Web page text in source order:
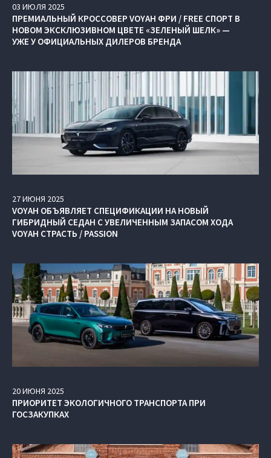
03 ИЮЛЯ 2025
ПРЕМИАЛЬНЫЙ КРОССОВЕР VOYAH ФРИ / FREE СПОРТ В
НОВОМ ЭКСКЛЮЗИВНОМ ЦВЕТЕ «ЗЕЛЕНЫЙ ШЕЛК» —
УЖЕ У ОФИЦИАЛЬНЫХ ДИЛЕРОВ БРЕНДА
27ИЮНЯ 2025
VOYAH ОБЪЯВЛЯЕТ СПЕЦИФИКАЦИИ НА НОВЫЙ
ГИБРИДНЫЙ СЕДАН С УВЕЛИЧЕННЫМ ЗАПАСОМ ХОДА
VOYAH СТРАСТЬ / PASSION
20ИЮНЯ 2025
ПРИОРИТЕТ ЭКОЛОГИЧНОГО ТРАНСПОРТА ПРИ
ГОСЗАКУПКАХ